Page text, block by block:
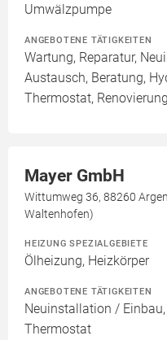
Umwälzpumpe
ANGEBOTENE TÄTIGKEITEN
Wartung, Reparatur,
Austausch, Beratung,
Thermostat,
Mayer GmbH
Wittumweg 36, 88260
Waltenhofen)
HEIZUNG SPEZIALGEBIETE
Ölheizung, Heizkörper
ANGEBOTENE TÄTIGKEITEN
Neuinstallation /
Thermostat